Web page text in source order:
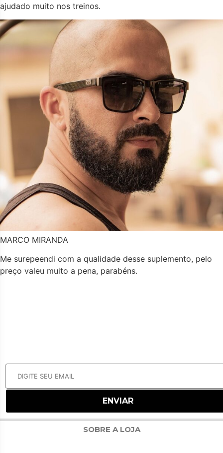
ajudado muito nos treinos.
MARCO MIRANDA
Me surepeendi com a qualidade desse suplemento, pelo
preço valeu muito a pena, parabéns.
SOBRE A LOJA